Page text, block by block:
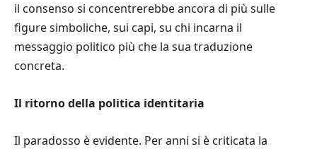
il consenso si concentrerebbe ancora di più sulle
figure simboliche, sui capi, su chi incarna il
messaggio politico più che la sua traduzione
concreta.
Il ritorno della politica identitaria
Il paradosso è evidente. Per anni si è criticata la